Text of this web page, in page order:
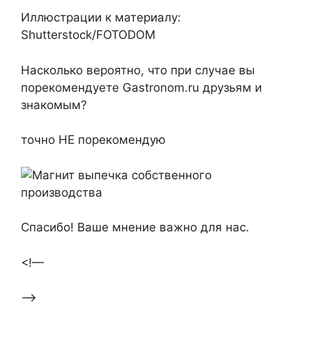
Иллюстрации к материалу:
Shutterstock/FOTODOM
Насколько вероятно, что при случае вы
порекомендуете Gastronom.ru друзьям и
знакомым?
точно НЕ порекомендую
Спасибо! Ваше мнение важно для нас.
<!—
—>